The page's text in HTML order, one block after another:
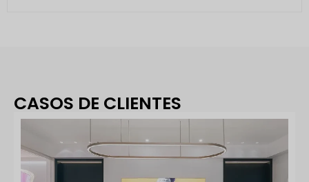
CASOS DE CLIENTES